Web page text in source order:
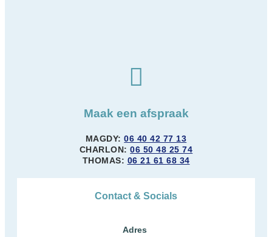
Maak een afspraak
MAGDY:06 40 42 77 13
CHARLON:06 50 48 25 74
THOMAS: 06 21 61 68 34
Contact & Socials
Adres